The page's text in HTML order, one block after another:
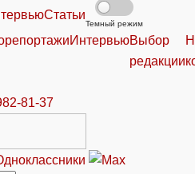
Статьи
Темный режим
ИнтервьюВыбор
редакции
81-37